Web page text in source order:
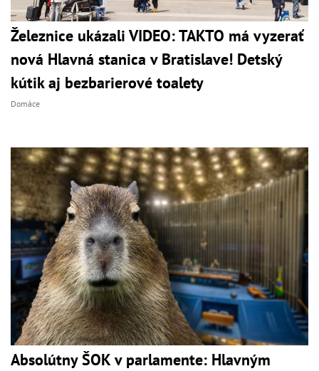
Železnice ukázali VIDEO: TAKTO má vyzerať
nová Hlavná stanica v Bratislave! Detský
kútik aj bezbarierové toalety
Domáce
Absolútny ŠOK v parlamente: Hlavným